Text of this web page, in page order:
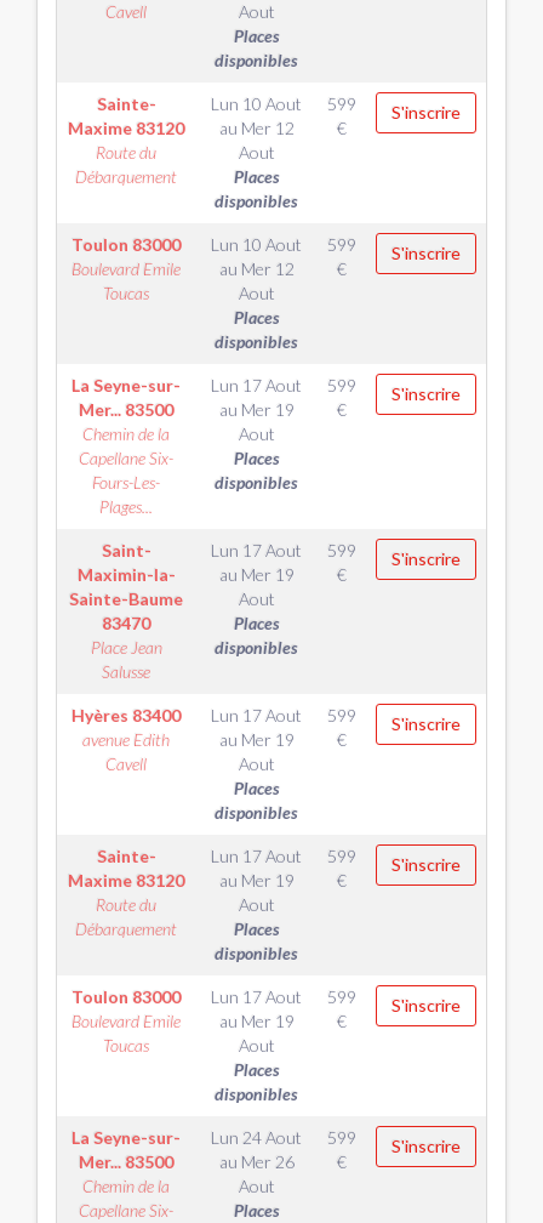
Cavell
Aout
Places
disponibles
Sainte-
Maxime 83120
Route du
Débarquement
Lun 10 Aout
au Mer 12
Aout
Places
disponibles
599
€
S'inscrire
Toulon 83000
Boulevard Emile
Toucas
Lun 10 Aout
au Mer 12
Aout
Places
disponibles
599
€
S'inscrire
La Seyne-sur-
Mer... 83500
Chemin de la
Capellane Six-
Fours-Les-
Plages...
Lun 17 Aout
au Mer 19
Aout
Places
disponibles
599
€
S'inscrire
Saint-
Maximin-la-
Sainte-Baume
83470
Place Jean
Salusse
Lun 17 Aout
au Mer 19
Aout
Places
disponibles
599
€
S'inscrire
Hyères 83400
avenue Edith
Cavell
Lun 17 Aout
au Mer 19
Aout
Places
disponibles
599
€
S'inscrire
Sainte-
Maxime 83120
Route du
Débarquement
Lun 17 Aout
au Mer 19
Aout
Places
disponibles
599
€
S'inscrire
Toulon 83000
Boulevard Emile
Toucas
Lun 17 Aout
au Mer 19
Aout
Places
disponibles
599
€
S'inscrire
La Seyne-sur-
Mer... 83500
Chemin de la
Capellane Six-
Lun 24 Aout
au Mer 26
Aout
Places
599
€
S'inscrire